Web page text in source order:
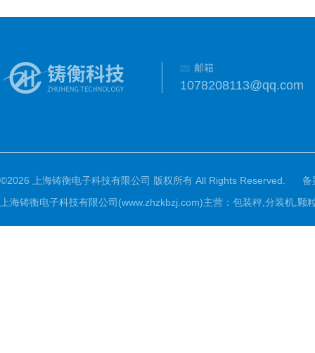
邮箱
1078208113@qq.com
©2026 上海铸衡电子科技有限公司 版权所有 All Rights Reserved.
备
上海铸衡电子科技有限公司(www.zhzkbzj.com)主营： 包装秤,分装机,颗